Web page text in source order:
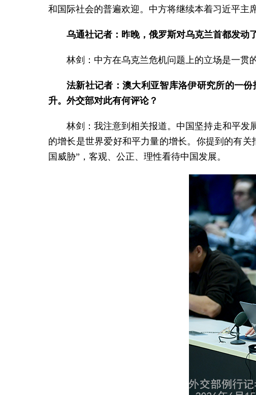
和国际社会的普遍欢迎。中方将继续本着习近平主
乌通社记者：昨晚，俄罗斯对乌克兰首都发动
林剑：中方在乌克兰危机问题上的立场是一贯
法新社记者：澳大利亚智库洛伊研究所的一
升。外交部对此有何评论？
林剑：我注意到相关报道。中国坚持走和平发
的增长是世界爱好和平力量的增长。你提到的有
国威胁”，客观、公正、理性看待中国发展。